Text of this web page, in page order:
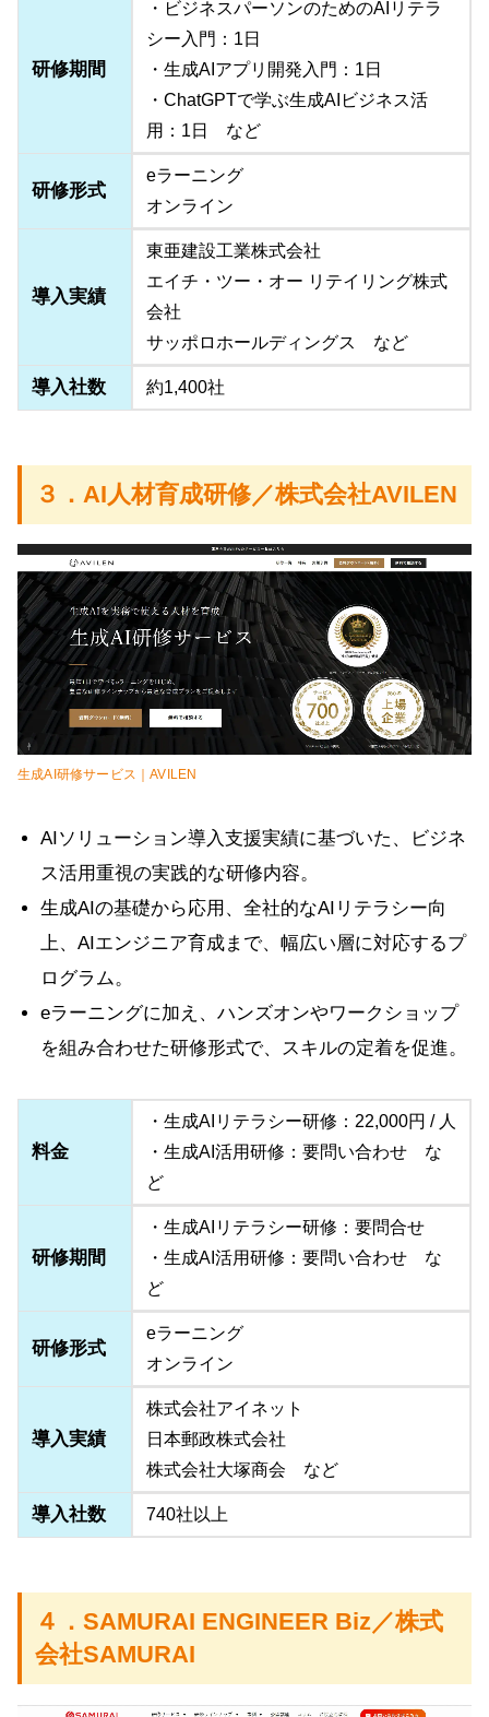
研修期間
・ビジネスパーソンのためのAIリテラ
シー入門：1日
・生成AIアプリ開発入門：1日
・ChatGPTで学ぶ生成AIビジネス活
用：1日 など
研修形式
eラーニング
オンライン
導入実績
東亜建設工業株式会社
エイチ・ツー・オー リテイリング株式
会社
サッポロホールディングス など
導入社数 約1,400社
３．AI人材育成研修／株式会社AVILEN
生成AI研修サービス｜AVILEN
AIソリューション導入支援実績に基づいた、ビジネ
ス活用重視の実践的な研修内容。
生成AIの基礎から応用、全社的なAIリテラシー向
上、AIエンジニア育成まで、幅広い層に対応するプ
ログラム。
eラーニングに加え、ハンズオンやワークショップ
を組み合わせた研修形式で、スキルの定着を促進。
料金
・生成AIリテラシー研修：22,000円 / 人
・生成AI活用研修：要問い合わせ な
ど
研修期間
・生成AIリテラシー研修：要問合せ
・生成AI活用研修：要問い合わせ な
ど
研修形式
eラーニング
オンライン
導入実績
株式会社アイネット
日本郵政株式会社
株式会社大塚商会 など
導入社数 740社以上
４．SAMURAI ENGINEER Biz／株式
会社SAMURAI